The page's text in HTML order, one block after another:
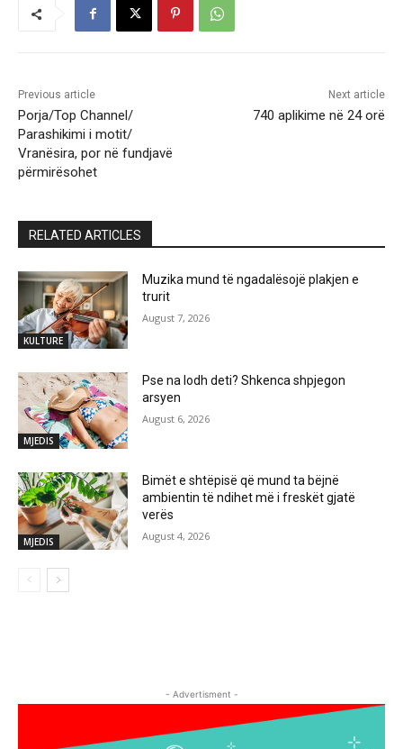
Previous article
Porja/Top Channel/
Parashikimi i motit/
Vranësira, por në fundjavë
përmirësohet
Next article
740 aplikime në 24 orë
RELATED ARTICLES
KULTURE
Muzika mund të ngadalësojë plakjen e
trurit
August 7, 2026
MJEDIS
Pse na lodh deti? Shkenca shpjegon
arsyen
August 6, 2026
MJEDIS
Bimët e shtëpisë që mund ta bëjnë
ambientin të ndihet më i freskët gjatë
verës
August 4, 2026
- Advertisment -